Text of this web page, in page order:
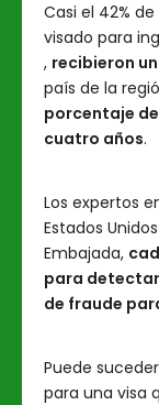
Casi el 42%
visado para
, recibieron un
país de la
porcentaje
cuatro años.
Los expertos
Estados
Embajada,
para
de fraude
Puede
para una visa